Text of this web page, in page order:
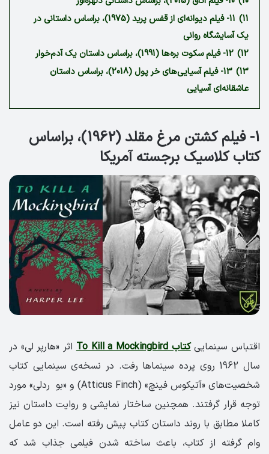
11)
11- فیلم دیوانه‌ای از قفس پرید (1975)، براساس داستانی در
یک آسایشگاه روانی
12) 12- فیلم سکوت بره‌ها (1991)، براساس داستان یک آدم‌خوار
13)
13- فیلم آسیایی‌های خر پول (2018)، براساس داستان
عاشقانه‌‌ای آسیایی
1- فیلم کشتن مرغ مقلد (1962)، براساس
کتاب کلاسیک برجسته آمریکا
اقتباس سینماییکتاب To Kill a Mockingbird
اثر «هارپر لی» در
سال 1962 روی پرده سینماها رفت. در نسخه‌ی سینمایی کتاب
شخصیت‌های «آتیکوس فینچ» (Atticus Finch) و «بو ردلی» مورد
توجه قرار گرفتند. همچنین ساختار نمایشی و روایت داستان نیز
کاملا مطابق با روند داستان کتاب پیش رفته است. این دو عامل
وام گرفته از کتاب، باعث ساخته شدن فیلمی جذاب شد که